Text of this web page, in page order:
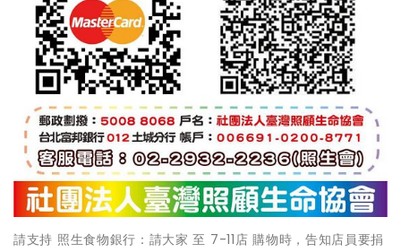
請支持 照生食物銀行：請大家 至 7-11店 購物時，告知店員要捐